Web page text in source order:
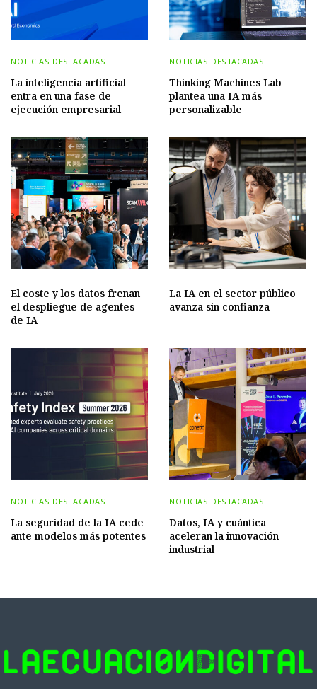
NOTICIAS DESTACADAS
La inteligencia artificial
entra en una fase de
ejecución empresarial
NOTICIAS DESTACADAS
Thinking Machines Lab
plantea una IA más
personalizable
El coste y los datos frenan
el despliegue de agentes
de IA
La IA en el sector público
avanza sin confianza
NOTICIAS DESTACADAS
La seguridad de la IA cede
ante modelos más potentes
NOTICIAS DESTACADAS
Datos, IA y cuántica
aceleran la innovación
industrial